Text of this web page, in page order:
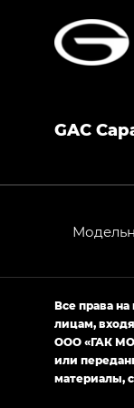
GAC
Все права
лицам,
ООО «ГАК
или
материалы,